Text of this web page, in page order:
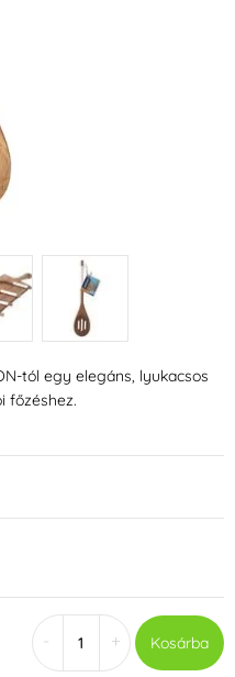
tól egy elegáns, lyukacsos
főzéshez.
+ Kosárba